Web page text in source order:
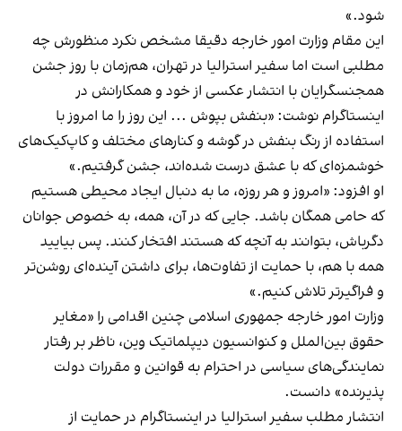
شود.»
این مقام وزارت امور خارجه دقیقا مشخص نکرد منظورش چه
مطلبی است اما سفیر استرالیا در تهران، هم‌زمان با روز جشن
همجنسگرایان با انتشار عکسی از خود و همکارانش در
اینستاگرام نوشت: «بنفش بپوش ... این روز را ما امروز با
استفاده از رنگ بنفش در‌ گوشه‌ و کنارهای مختلف و کاپ‌کیک‌های
خوشمزه‌ای‌ که با عشق درست شده‌اند، جشن گرفتیم.»
او افزود: «امروز و هر روزه، ما به دنبال ایجاد محیطی هستیم
که حامی همگان باشد. جایی که در آن، همه، به خصوص جوانان
دگرباش، بتوانند به آنچه که هستند افتخار کنند. پس بیایید
همه با هم، با حمایت از تفاوت‌ها، برای داشتن آینده‌ای روشن‌تر
و فراگیرتر تلاش کنیم.»
وزارت امور خارجه جمهوری اسلامی چنین اقدامی را «مغایر
حقوق بین‌الملل و کنوانسیون دیپلماتیک وین، ناظر بر رفتار
نمایندگی‌های سیاسی در احترام به قوانین و مقررات دولت
پذیرنده» دانست.
انتشار مطلب سفیر استرالیا در اینستاگرام در حمایت از